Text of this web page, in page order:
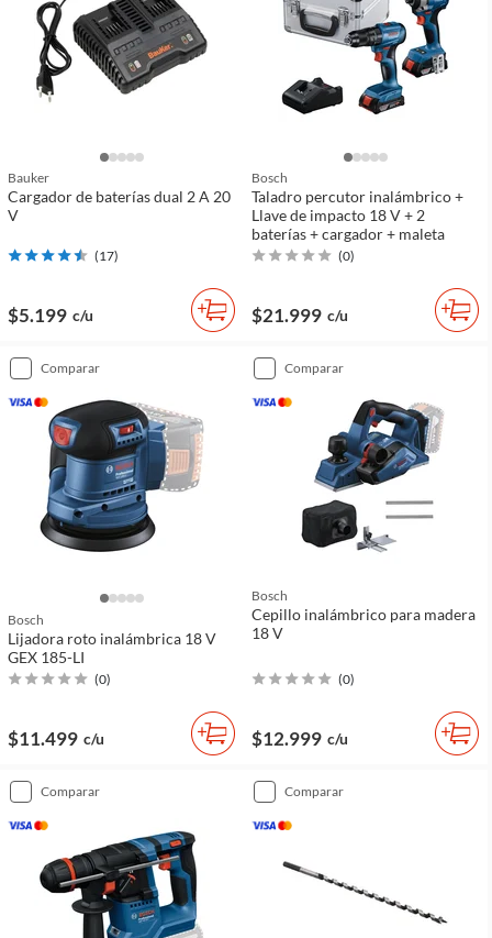
Bauker
Cargador de baterías dual 2 A 20
V
(17)
$5.199 c/u
Bosch
Taladro percutor inalámbrico +
Llave de impacto 18 V + 2
baterías + cargador + maleta
(0)
$21.999 c/u
comparar
Bosch
Lijadora roto inalámbrica 18 V
GEX 185-LI
(0)
$11.499 c/u
comparar
Bosch
Cepillo inalámbrico para madera
18 V
(0)
$12.999 c/u
comparar comparar